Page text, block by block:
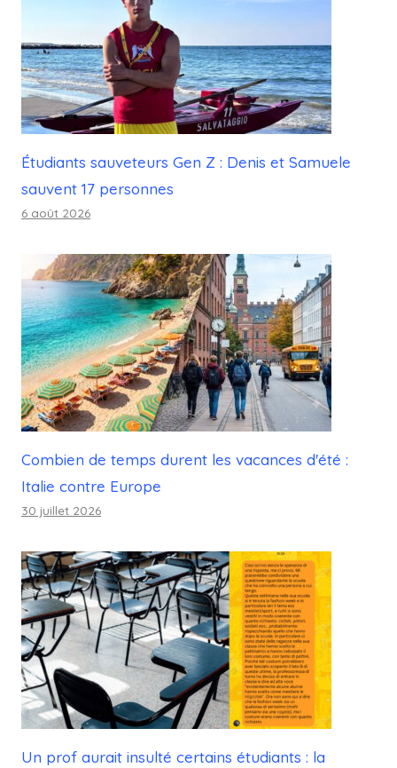
Étudiants sauveteurs Gen Z : Denis et Samuele
sauvent 17 personnes
6 août 2026
Combien de temps durent les vacances d'été :
Italie contre Europe
30 juillet 2026
Un prof aurait insulté certains étudiants : la